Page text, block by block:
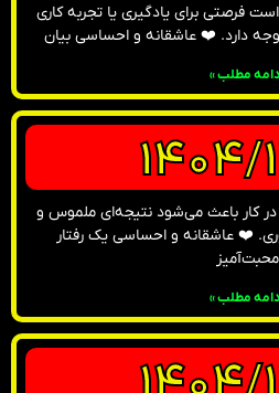
فرصتی برای یادگیری یا تجربه کاری
دارد. ❤️ عاشقانه و احساسی بیان
مطلب »
1404/
کار باعث می‌شود نتیجه‌ای ملموس و
❤️ عاشقانه و احساسی یک رفتار
محبت‌آمیز
مطلب »